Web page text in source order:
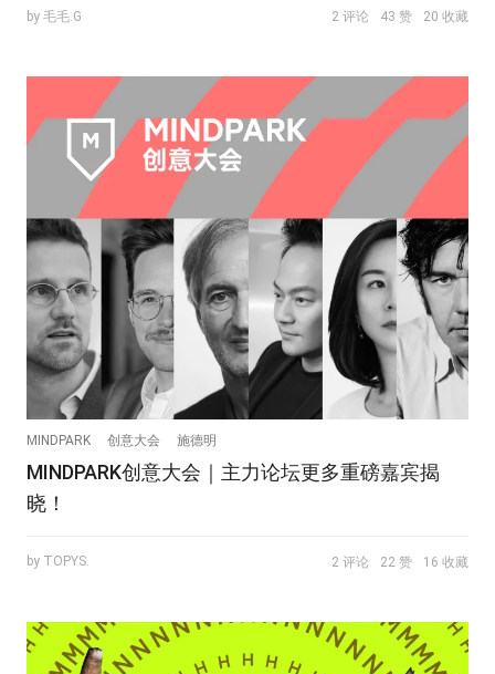
by 毛毛.G 2 评论 43 赞 20 收藏
MINDPARK 创意大会 施德明
MINDPARK创意大会｜主力论坛更多重磅嘉宾揭
晓！
by TOPYS. 2 评论 22 赞 16 收藏